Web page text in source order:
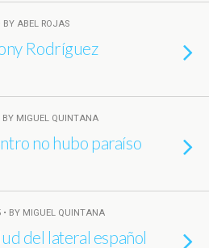
BY ABEL ROJAS
Rodríguez
BY MIGUEL QUINTANA
no hubo paraíso
• BY MIGUEL QUINTANA
del lateral español